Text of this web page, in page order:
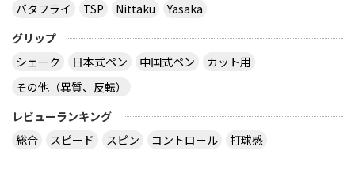
バタフライ
TSP Nittaku
Yasaka
グリップ
シェーク
日本式ペン 中国式ペン
カット用
その他（異質、反転）
レビューランキング
総合
スピード スピン コントロール 打球感